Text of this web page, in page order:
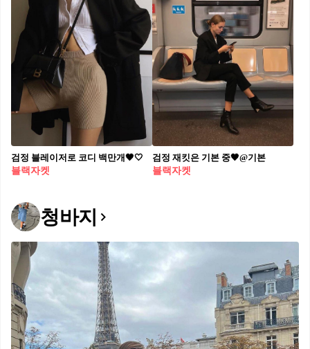
검정 블레이저로 코디 백만개🖤🤍
블랙자켓
검정 재킷은 기본 중🖤@기본
블랙자켓
청바지